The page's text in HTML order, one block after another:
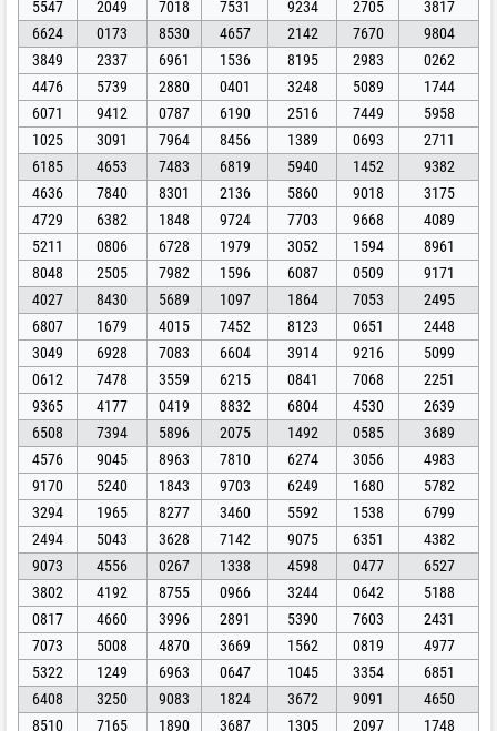
5547
2049 7018 7531 9234 2705
3817
6624
0173 8530 4657 2142 7670
9804
3849
2337 6961 1536 8195 2983
0262
4476
5739 2880 0401 3248 5089
1744
6071
9412 0787 6190 2516 7449
5958
1025
3091 7964 8456 1389 0693
2711
6185
4653 7483 6819 5940 1452
9382
4636
7840 8301 2136 5860 9018
3175
4729
6382 1848 9724 7703 9668
4089
5211
0806 6728 1979 3052 1594
8961
8048
2505 7982 1596 6087 0509
9171
4027
8430 5689 1097 1864 7053
2495
6807
1679 4015 7452 8123 0651
2448
3049
6928 7083 6604 3914 9216
5099
0612
7478 3559 6215 0841 7068
2251
9365
4177 0419 8832 6804 4530
2639
6508
7394 5896 2075 1492 0585
3689
4576
9045 8963 7810 6274 3056
4983
9170
5240 1843 9703 6249 1680
5782
3294
1965 8277 3460 5592 1538
6799
2494
5043 3628 7142 9075 6351
4382
9073
4556 0267 1338 4598 0477
6527
3802
4192 8755 0966 3244 0642
5188
0817
4660 3996 2891 5390 7603
2431
7073
5008 4870 3669 1562 0819
4977
5322
1249 6963 0647 1045 3354
6851
6408
3250 9083 1824 3672 9091
4650
8510
7165 1890 3687 1305 2097 1748